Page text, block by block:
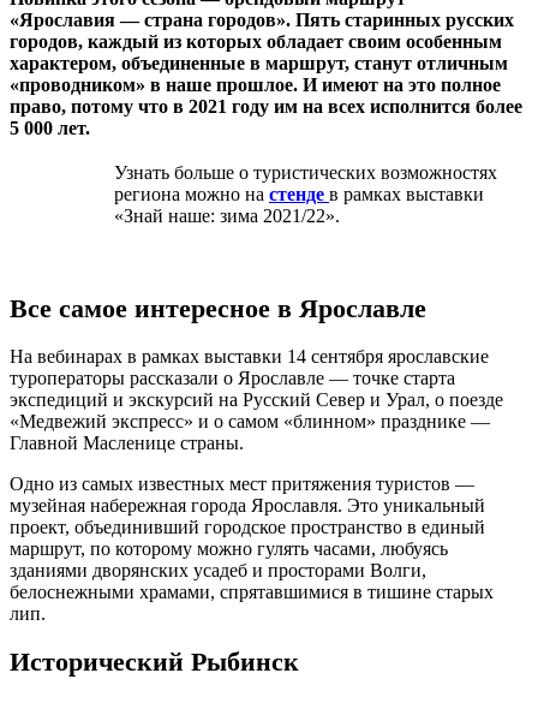
«Ярославия — страна городов». Пять старинных русских
городов, каждый из которых обладает своим особенным
характером, объединенные в маршрут, станут отличным
«проводником» в наше прошлое. И имеют на это полное
право, потому что в 2021 году им на всех исполнится более
5 000 лет.
Узнать больше о туристических возможностях
региона можно на стенде в рамках выставки
«Знай наше: зима 2021/22».
Все самое интересное в Ярославле
На вебинарах в рамках выставки 14 сентября ярославские
туроператоры рассказали о Ярославле — точке старта
экспедиций и экскурсий на Русский Север и Урал, о поезде
«Медвежий экспресс» и о самом «блинном» празднике —
Главной Масленице страны.
Одно из самых известных мест притяжения туристов —
музейная набережная города Ярославля. Это уникальный
проект, объединивший городское пространство в единый
маршрут, по которому можно гулять часами, любуясь
зданиями дворянских усадеб и просторами Волги,
белоснежными храмами, спрятавшимися в тишине старых
лип.
Исторический Рыбинск